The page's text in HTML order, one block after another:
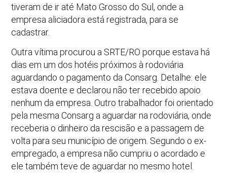
tiveram de ir até Mato Grosso do Sul, onde a
empresa aliciadora está registrada, para se
cadastrar.
Outra vítima procurou a SRTE/RO porque estava há
dias em um dos hotéis próximos à rodoviária
aguardando o pagamento da Consarg. Detalhe: ele
estava doente e declarou não ter recebido apoio
nenhum da empresa. Outro trabalhador foi orientado
pela mesma Consarg a aguardar na rodoviária, onde
receberia o dinheiro da rescisão e a passagem de
volta para seu município de origem. Segundo o ex-
empregado, a empresa não cumpriu o acordado e
ele também teve de aguardar no mesmo hotel.